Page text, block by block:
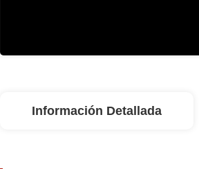
Información Detallada